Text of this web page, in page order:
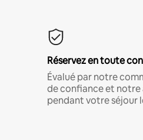
Réservez en toute
Évalué par notre
de confiance et notre
pendant votre séjour